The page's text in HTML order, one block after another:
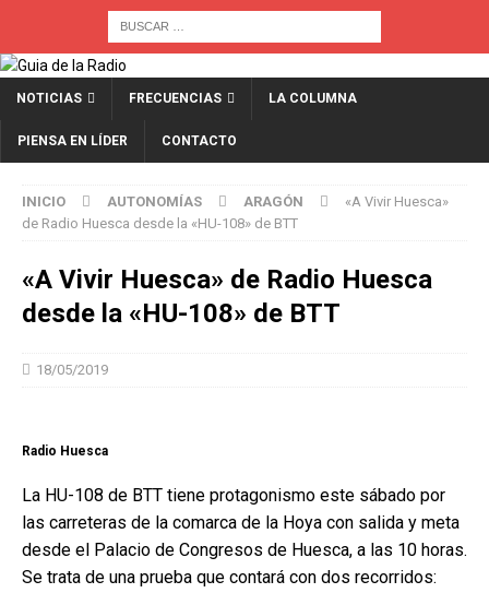
NOTICIAS FRECUENCIAS LA COLUMNA
PIENSA EN LÍDER CONTACTO
INICIO AUTONOMÍAS ARAGÓN
«A Vivir Huesca»
de Radio Huesca desde la «HU-108» de BTT
«A Vivir Huesca» de Radio Huesca
desde la «HU-108» de BTT
18/05/2019
Radio Huesca
La HU-108 de BTT tiene protagonismo este sábado por
las carreteras de la comarca de la Hoya con salida y meta
desde el Palacio de Congresos de Huesca, a las 10 horas.
Se trata de una prueba que contará con dos recorridos: